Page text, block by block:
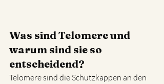
Was sind Telomere und
warum sind sie so
entscheidend?
Telomere sind die Schutzkappen an den